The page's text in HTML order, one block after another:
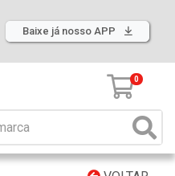
Baixe já nosso APP
0